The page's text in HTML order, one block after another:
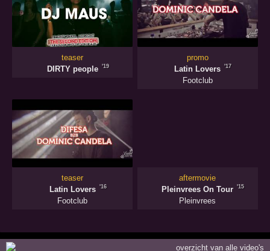
teaser
DIRTY people
'19
promo
Latin Lovers
'17
Footclub
teaser
Latin Lovers
'16
Footclub
aftermovie
Pleinvrees On Tour
'15
Pleinvrees
overzicht van alle video's